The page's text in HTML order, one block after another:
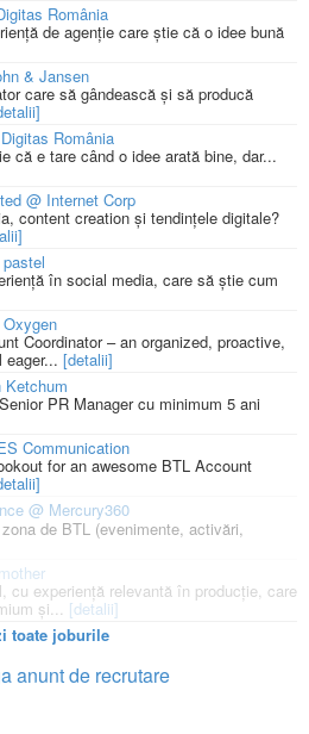
România
de agenție care știe că o idee bună
& Jansen
care să gândească și să producă
România
că e tare când o idee arată bine, dar...
@ Internet Corp
content creation și tendințele digitale?
în social media, care să știe cum
Coordinator – an organized, proactive,
eager... [detalii]
Ketchum
PR Manager cu minimum 5 ani
Communication
for an awesome BTL Account
@ Mercury360
de BTL (evenimente, activări,
cu experiență relevantă în producție, care
și... [detalii]
toate joburile
anunt de recrutare